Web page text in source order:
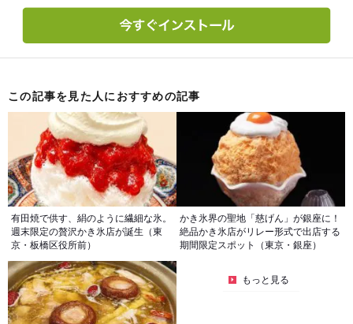
この記事を見た人におすすめの記事
有田焼で供す、絹のように繊細な氷。
週末限定の贅沢かき氷店が誕生（東
京・板橋区役所前）
かき氷界の聖地「慈げん」が銀座に！
絶品かき氷店がリレー形式で出店する
期間限定スポット（東京・銀座）
もっと見る